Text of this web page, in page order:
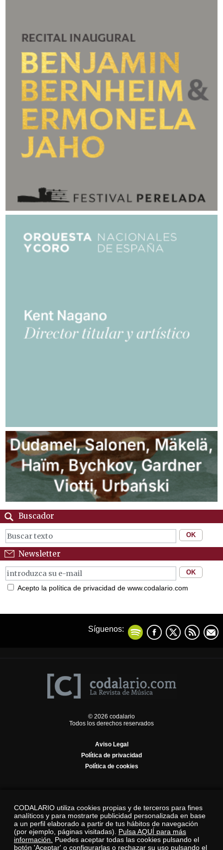
Buscador
Newsletter
Acepto la política de privacidad de www.codalario.com
Síguenos:
© 2026 codalario
Todos los derechos reservados
Aviso Legal
Política de privacidad
Política de cookies
CODALARIO utiliza cookies propias y de terceros para fines
analíticos y para mostrarte publicidad personalizada en base
a un perfil elaborado a partir de tus hábitos de navegación
(por ejemplo, páginas visitadas). Pulsa AQUÍ para más
información.
Puedes aceptar todas las cookies pulsando el
botón 'Aceptar' o configurarlas o rechazar su uso pulsando el